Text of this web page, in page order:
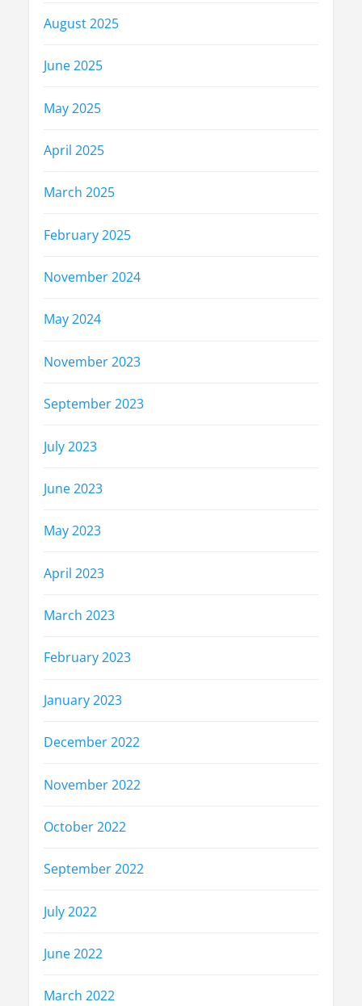
August 2025
June 2025
May 2025
April 2025
March 2025
February 2025
November 2024
May 2024
November 2023
September 2023
July 2023
June 2023
May 2023
April 2023
March 2023
February 2023
January 2023
December 2022
November 2022
October 2022
September 2022
July 2022
June 2022
March 2022